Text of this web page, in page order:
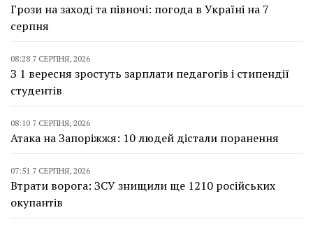
Грози на заході та півночі: погода в Україні на 7
серпня
08:28 7 СЕРПНЯ, 2026
З 1 вересня зростуть зарплати педагогів і стипендії
студентів
08:10 7 СЕРПНЯ, 2026
Атака на Запоріжжя: 10 людей дістали поранення
07:51 7 СЕРПНЯ, 2026
Втрати ворога: ЗСУ знищили ще 1210 російських
окупантів